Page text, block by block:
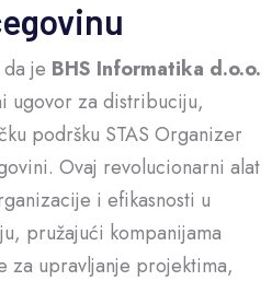
je BHS Informatika d.o.o.
ugovor za distribuciju,
podršku STAS Organizer
Ovaj revolucionarni alat
i efikasnosti u
pružajući kompanijama
za upravljanje projektima,